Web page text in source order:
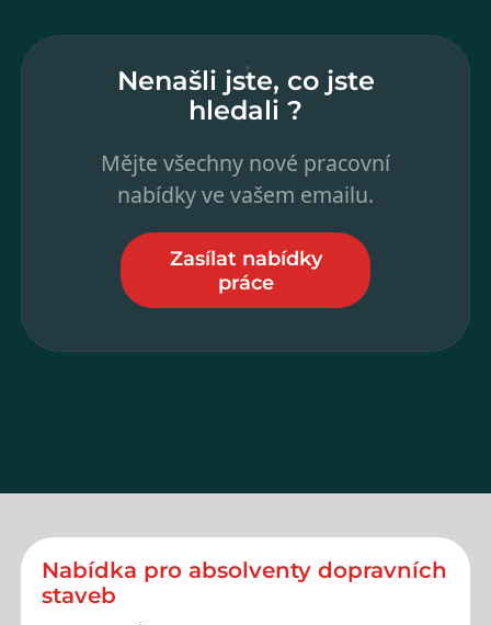
Nenašli jste, co jste
hledali ?
Mějte všechny nové pracovní
nabídky ve vašem emailu.
Zasílat nabídky
práce
Nabídka pro absolventy dopravních
staveb